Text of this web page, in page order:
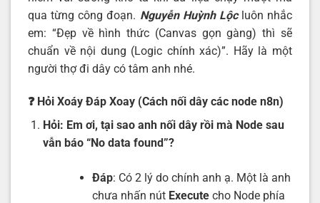
qua từng công đoạn. Nguyễn Huỳnh Lộcluôn nhắc
em: “Đẹp về hình thức (Canvas gọn gàng) thì sẽ
chuẩn về nội dung (Logic chính xác)”. Hãy là một
người thợ đi dây có tâm anh nhé.
❓ Hỏi Xoáy Đáp Xoay (Cách nối dây các node n8n)
Hỏi: Em ơi, tại sao anh nối dây rồi mà Node sau
vẫn báo “No data found”?
Đáp: Có 2 lý do chính anh ạ. Một là anh
chưa nhấn nút Executecho Node phía